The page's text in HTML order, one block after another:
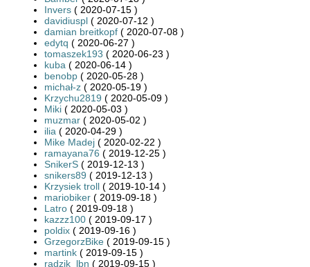
Invers ( 2020-07-15 )
davidiuspl ( 2020-07-12 )
damian breitkopf ( 2020-07-08 )
edytq ( 2020-06-27 )
tomaszek193 ( 2020-06-23 )
kuba ( 2020-06-14 )
benobp ( 2020-05-28 )
michał-z ( 2020-05-19 )
Krzychu2819 ( 2020-05-09 )
Miki ( 2020-05-03 )
muzmar ( 2020-05-02 )
ilia ( 2020-04-29 )
Mike Madej ( 2020-02-22 )
ramayana76 ( 2019-12-25 )
SnikerS ( 2019-12-13 )
snikers89 ( 2019-12-13 )
Krzysiek troll ( 2019-10-14 )
mariobiker ( 2019-09-18 )
Latro ( 2019-09-18 )
kazzz100 ( 2019-09-17 )
poldix ( 2019-09-16 )
GrzegorzBike ( 2019-09-15 )
martink ( 2019-09-15 )
radzik_lbn ( 2019-09-15 )